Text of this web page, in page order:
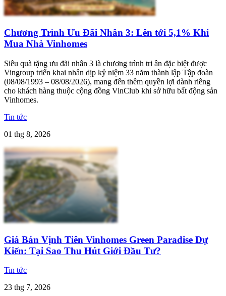
Chương Trình Ưu Đãi Nhân 3: Lên tới 5,1% Khi
Mua Nhà Vinhomes
Siêu quà tặng ưu đãi nhân 3 là chương trình tri ân đặc biệt được
Vingroup triển khai nhân dịp kỷ niệm 33 năm thành lập Tập đoàn
(08/08/1993 – 08/08/2026), mang đến thêm quyền lợi dành riêng
cho khách hàng thuộc cộng đồng VinClub khi sở hữu bất động sản
Vinhomes.
Tin tức
01 thg 8, 2026
Giá Bán Vịnh Tiên Vinhomes Green Paradise Dự
Kiến: Tại Sao Thu Hút Giới Đầu Tư?
Tin tức
23 thg 7, 2026